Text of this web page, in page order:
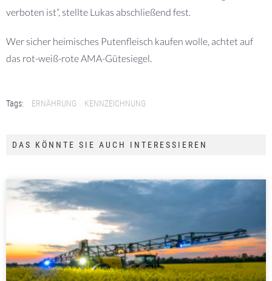
verboten ist“, stellte Lukas abschließend fest.
Wer sicher heimisches Putenfleisch kaufen wolle, achtet auf
das rot-weiß-rote AMA-Gütesiegel.
Tags: ERNÄHRUNG KENNZEICHNUNG
DAS KÖNNTE SIE AUCH INTERESSIEREN